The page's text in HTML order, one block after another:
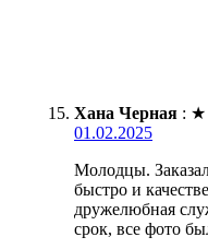
Хана Черная : ★
01.02.2025
Молодцы.
быстро и
дружелюбная
срок, все фото